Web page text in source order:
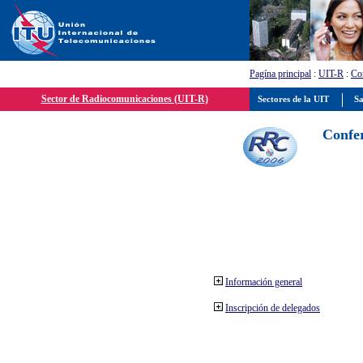
Pagína principal : UIT-R :
Sector de Radiocomunicaciones (UIT-R)
Información general
Inscripción de delegados
Sectores de la UIT